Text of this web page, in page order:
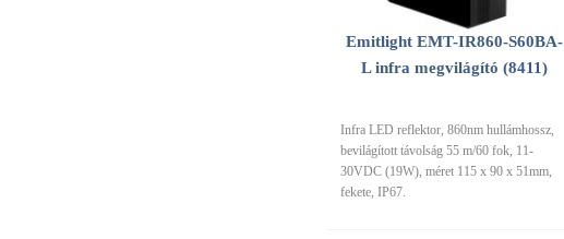
Emitlight EMT-IR860-S60BA-
L infra megvilágító (8411)
Infra LED reflektor, 860nm hullámhossz,
bevilágított távolság 55 m/60 fok, 11-
30VDC (19W), méret 115 x 90 x 51mm,
fekete, IP67.